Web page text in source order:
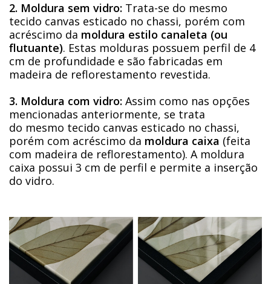
2. Moldura sem vidro: Trata-se do mesmo
tecido canvas esticado no chassi, porém com
acréscimo da moldura estilo canaleta (ou
flutuante). Estas molduras possuem perfil de 4
cm de profundidade e são fabricadas em
madeira de reflorestamento revestida.
3. Moldura com vidro: Assim como nas opções
mencionadas anteriormente, se trata
do mesmo tecido canvas esticado no chassi,
porém com acréscimo da moldura caixa (feita
com madeira de reflorestamento). A moldura
caixa possui 3 cm de perfil e permite a inserção
do vidro.